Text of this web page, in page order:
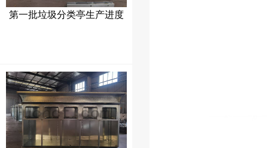
第一批垃圾分类亭生产进度